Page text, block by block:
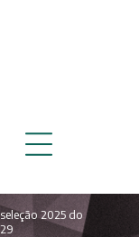
2025 do